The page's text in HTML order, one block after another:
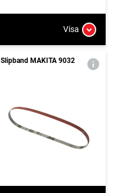
Visa
Slipband MAKITA 9032